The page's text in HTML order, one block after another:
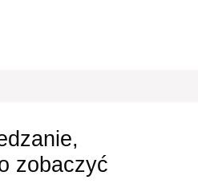
zobaczyć